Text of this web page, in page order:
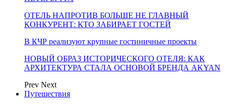
ОТЕЛЬ НАПРОТИВ БОЛЬШЕ НЕ ГЛАВНЫЙ
КОНКУРЕНТ: КТО ЗАБИРАЕТ ГОСТЕЙ
В КЧР реализуют крупные гостиничные проекты
НОВЫЙ ОБРАЗ ИСТОРИЧЕСКОГО ОТЕЛЯ: КАК
АРХИТЕКТУРА СТАЛА ОСНОВОЙ БРЕНДА AKYAN
Prev Next
Путешествия